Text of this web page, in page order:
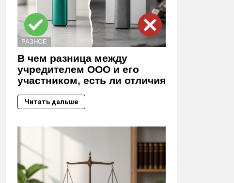
РАЗНОЕ
В чем разница между
учредителем ООО и его
участником, есть ли отличия
Читать дальше